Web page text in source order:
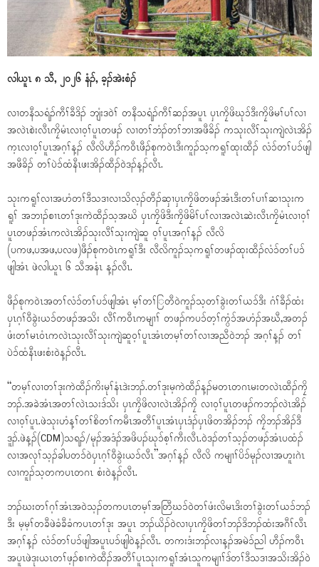
လါယူၤ ၈ သီ, ၂၀၂၆ နံၣ်, ခ့ၣ်အဲးစံၣ်
လၢတနီသရံၣ်ကီၢ်ခီဒိၣ် ဘျံးဒဝဲၢ် တနီသရံၣ်ကီၢ်ဆၣ်အပူၤ ပှၤကၠိဖိဃုၥ်ဒီးကၠိဖိမၢ်ပၢ်လၢ
အလဲၤစဲးလီၤကၠိမံၤလၢဝ့ၢ်ပူၤတဖၣ် လၢတၢ်ဘံၣ်တၢ်ဘၢအဖီခိၣ် ကသုးလီၢ်သုးကျဲလဲၤအိၣ်
က့ၤလၢဝ့ၢ်ပူၤအဂ့ၢ်န့ၣ် လီလိဟီၣ်ကဝီၤဖီၣ်စုကဝဲၤဒီးကူၣ်သ့ကရူၢ်ထုးထီၣ် လံၥ်တၢ်ပၥ်ဖျါ
အဖီခိၣ် တၢ်ပဲၥ်ထံနီၤဖးအိၣ်ထီၣ်ဝဲဒၣ်န့ၣ်လီၤ.
သုးကရူၢ်လၢအဟံတၢ်ဒီသဒၢလၢသိလ့ၣ်တီၣ်ဆှၢပှၤကၠိဖိတဖၣ်အံၤဒီးတၢ်ပၢၢ်ဆၢသုးက
ရူၢ် အဘၢၣ်စၢၤတၢ်ဒုးကဲထီၣ်သ့အဃိ ပှၤကၠိဖိဒီးကၠိဖိမိၢ်ပၢ်လၢအလဲၤဆဲးလီၤကၠိမံၤလၢဝ့ၢ်
ပူၤတဖၣ်အံၤကလဲၤအိၣ်သုးလီၢ်သုးကျဲဆူ ဝ့ၢ်ပူၤအဂ့ၢ်န့ၣ် လီလိ
(ပကဖ,ပအဖ,ပလဖ)ဖီၣ်စုကဝဲၤကရူၢ်ဒီး လီလိကူၣ်သ့ကရူၢ်တဖၣ်ထုးထီၣ်လံၥ်တၢ်ပၥ်
ဖျါအံၤ ဖဲလါယူၤ ၆ သီအနံၤ န့ၣ်လီၤ.
ဖီၣ်စုကဝဲၤအတၢ်လံၥ်တၢ်ပၥ်ဖျါအံၤ မ့ၢ်တၢ်ြတီဝဲကူၣ်သ့တၢ်ခွဲးတၢ်ယၥ်ဒီး ဂံၢ်ခီၣ်ထံး
ပှၤဂ့ၢ်ဝီခွဲးယၥ်တဖၣ်အသိး လီၢ်ကဝီၤကမျၢၢ် တဖၣ်ကပၥ်တ့ၢ်ကွံၥ်အဟံၣ်အဃီ,အတၣ်
ဖံးတၢ်မၤဝံၤကလဲၤသုးလီၢ်သုးကျဲဆူဝ့ၢ်ပူၤအံၤတမ့ၢ်တၢ်လၢအညီဝဲဘၣ် အဂ့ၢ်န့ၣ် တၢ်
ပဲၥ်ထံနီၤဖးစံးဝဲန့ၣ်လီၤ.
“တမ့ၢ်လၢတၢ်ဒုးကဲထီၣ်ကိးမုၢ်နံၤဒဲးဘၣ်.တၢ်ဒုးမ့ကဲထီၣ်န့ၣ်မတၤတဂၤမးတလဲၤထီၣ်ကၠိ
ဘၣ်.အခဲအံၤအတၢ်လဲၤသးဒ်သိး ပှၤကၠိဖိလၢလဲၤအိၣ်ကၠိ လၢဝ့ၢ်ပူၤတဖၣ်ကဘၣ်လဲၤအိၣ်
လၢဝ့ၢ်ပူၤ.ဖဲသုးဟံန့ၢ်တၢ်စိတၢ်ကမီၤအတီၢ်ပူၤအံၤပှၤဒံၣ်ပှၤဖိတအိၣ်ဘၣ် ကၠိဘၣ်အိၣ်ဒီ
ဒူၣ်.ဖဲန့ၣ်(CDM)သရၣ်/မုၣ်အဒံၣ်အဖိပၣ်ဃုၥ်စ့ၢ်ကီးလီၤ.ဝဲဒၣ်တၢ်သ့ၣ်တဖၣ်အံၤပထံၣ်
လၢအလုၢ်သ့ၣ်ခါပတၥ်ဝဲပှၤဂ့ၢ်ဝီခွဲးယၥ်လီၤ”အဂ့ၢ်န့ၣ် လီလိ ကမျၢၢ်ပိၥ်မုၣ်လၢအဟူးဂဲၤ
လၢကူၣ်သ့တကပၤတဂၤ စံးဝဲန့ၣ်လီၤ.
ဘၣ်ဃးတၢ်ဂ့ၢ်အံၤအဝဲသ့ၣ်တကပၤတမ့ၢ်အတြီဃၥ်ဝဲတၢ်ဖံးလိမၤဒိးတၢ်ခွဲးတၢ်ယၥ်ဘၣ်
ဒီး မ့မ့ၢ်တခီဖဲခံခီခံကပၤတၢ်ဒုး အပူၤ ဘၣ်ယိၣ်ဝဲလၢပှၤကၠိဖိတၢ်ဘၣ်ဒိဘၣ်ထံးအဂီၢ်လီၤ
အဂ့ၢ်န့ၣ် လံၥ်တၢ်ပၥ်ဖျါအပူၤပၥ်ဖျါဝဲန့ၣ်လီၤ. တကးဒံးဘၣ်လၢန့ၣ်အမဲၥ်ညါ ဟီၣ်ကဝီၤ
အပူၤဖဲဒုးယၤတၢ်ဖ့ၣ်စၢကဲထီၣ်အတီၢ်ပူၤသုးကရူၢ်အံၤသူကမျၢၢ်ဒ်တၢ်ဒီသဒၢအသိးအိၣ်ဝဲ